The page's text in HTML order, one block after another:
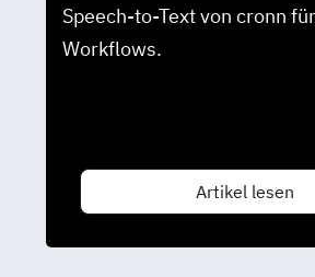
Speech-to-Text von cronn
Workflows.
Artikel lesen